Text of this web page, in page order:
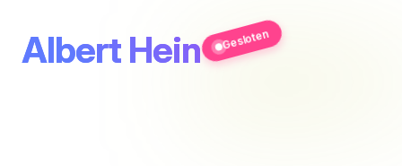
Albert Hein Gesloten